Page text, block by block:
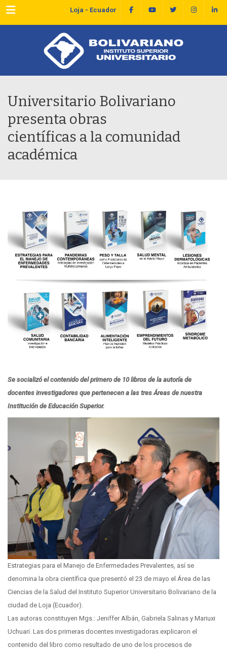
Menu Loja - Ecuador
Universitario Bolivariano
presenta obras
científicas a la comunidad
académica
Se socializó el contenido del primero de 10 libros de la autoría de
docentes investigadores que pertenecen a las tres Áreas de nuestra
Institución de Educación Superior.
Estrategias para el Manejo de Enfermedades Prevalentes, así se
denomina la obra científica que presentó el 23 de mayo el Área de las
Ciencias de la Salud del Instituto Superior Universitario Bolivariano de la
ciudad de Loja (Ecuador).
Las autoras constituyen Mgs.: Jeniffer Albán, Gabriela Salinas y Mariuxi
Uchuari. Las dos primeras docentes investigadoras explicaron el
contenido del libro como resultado de uno de los procesos de